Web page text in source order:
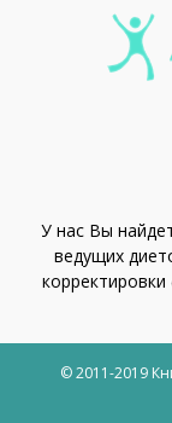
У нас Вы
ведущих
© 2011-2019